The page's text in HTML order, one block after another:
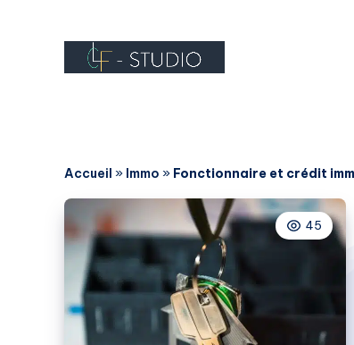
Accueil » Immo » Fonctionnaire et crédit
45